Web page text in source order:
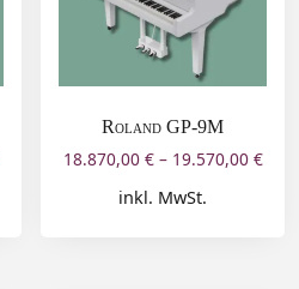
Roland GP-9M
18.870,00 €– 19.570,00 €
inkl. MwSt.